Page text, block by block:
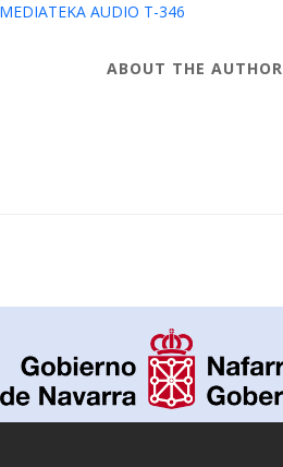
MEDIATEKA AUDIO T-346
ABOUT THE AUTHOR